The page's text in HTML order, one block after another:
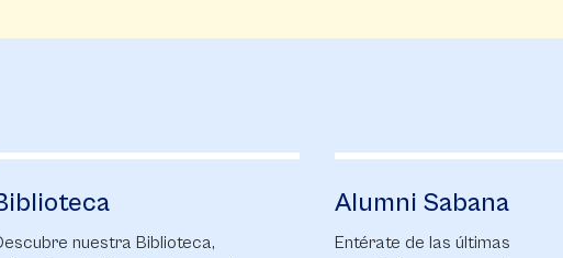
Alumni Sabana
Entérate de las últimas
Financiación
UniSabana ofrece a sus